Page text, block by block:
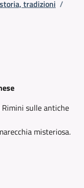
tradizioni /
Rimini sulle antiche
misteriosa.